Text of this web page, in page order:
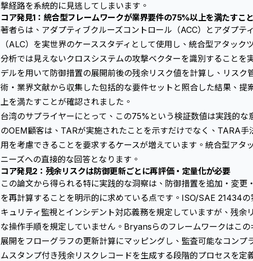
撃経路を系統的に見逃してしまいます。
コア発見1：統合型フレームワークが業界要件の75%以上を満たすこ
著者らは、アダプティブクルーズコントロール（ACC）とアダプテ
（ALC）を実世界のケーススタディとして使用し、統合型アタック
分析では見えないクロスシステムの攻撃ベクターを識別することを
デルを用いて防御措置の展開前後の残余リスク値を計算し、リスク
術・業界文献から収集した包括的な要件セットと照合した結果、提
上を満たすことが確認されました。
台湾のサプライヤーにとって、この75%という検証数値は実践的な
のOEM顧客は、TARが実施されたことを示すだけでなく、TARA手
用を考慮できることを要求するケースが増えています。統合型アタ
ニーズへの直接的な回答となります。
コア発見2：残余リスクは防御更新ごとに再評価・定量化が必要
この論文から得られる特に実践的な洞察は、防御措置を追加・変更
を再計算することを明示的に求めている点です。ISO/SAE 21434の
キュリティ監視とインシデント対応義務を規定していますが、残余
な操作手順を規定していません。Bryansらのフレームワークはこ
展開をフローグラフの更新計算にマッピングし、監査可能なコンプ
ムスタンプ付き残余リスクレコードを生成する段階的プロセスを定